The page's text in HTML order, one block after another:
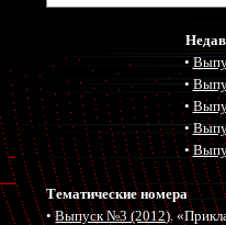
•
•
•
•
•
Тематические номера
•Выпуск №3 (2012).